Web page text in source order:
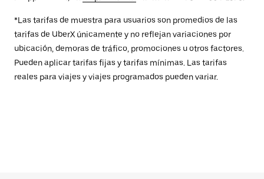
*Las tarifas de muestra para usuarios son promedios de las
tarifas de UberX únicamente y no reflejan variaciones por
ubicación, demoras de tráfico, promociones u otros factores.
Pueden aplicar tarifas fijas y tarifas mínimas. Las tarifas
reales para viajes y viajes programados pueden variar.